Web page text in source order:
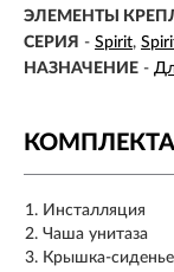
ЭЛЕМЕНТЫ
СЕРИЯ - Spirit
НАЗНАЧЕНИЕ -
Инсталляция
Чаша унитаза
Крышка-сиденье